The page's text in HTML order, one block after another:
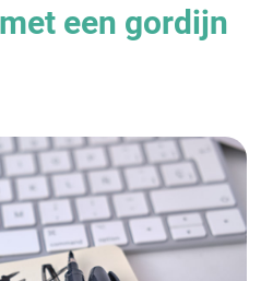
een gordijn